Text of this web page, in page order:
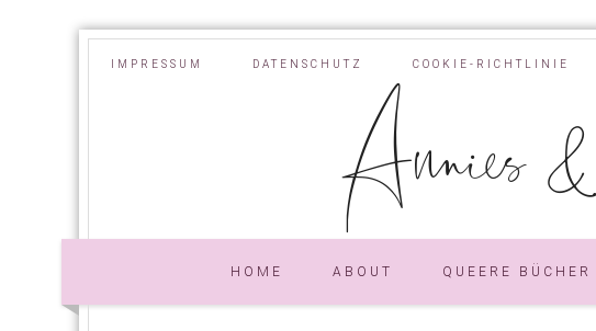
IMPRESSUM DATENSCHUTZ COOKIE-RICHTLINIE
Annies
HOME ABOUT QUEERE BÜCHER